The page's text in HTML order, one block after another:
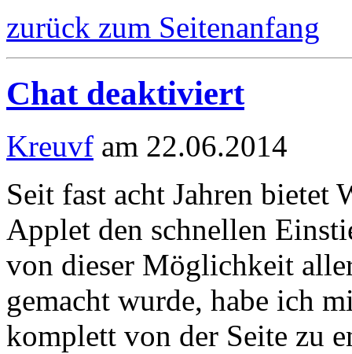
zurück zum Seitenanfang
Chat deaktiviert
Kreuvf am 22.06.2014
Seit fast acht Jahren bietet
Applet den schnellen
von dieser Möglichkeit
gemacht wurde, habe ich
komplett von der Seite zu